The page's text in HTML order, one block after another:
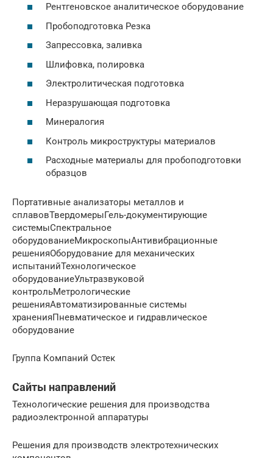
Рентгеновское аналитическое оборудование
Пробоподготовка Резка
Запрессовка, заливка
Шлифовка, полировка
Электролитическая подготовка
Неразрушающая подготовка
Минералогия
Контроль микроструктуры материалов
Расходные материалы для пробоподготовки
образцов
Портативные анализаторы металлов и
сплавовТвердомерыГель-документирующие
системыСпектральное
оборудованиеМикроскопыАнтивибрационные
решенияОборудование для механических
испытанийТехнологическое
оборудованиеУльтразвуковой
контрольМетрологические
решенияАвтоматизированные системы
храненияПневматическое и гидравлическое
оборудование
Группа Компаний Остек
Сайты направлений
Технологические решения для производства
радиоэлектронной аппаратуры
Решения для производств электротехнических